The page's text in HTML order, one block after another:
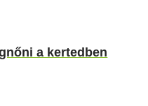
a kertedben